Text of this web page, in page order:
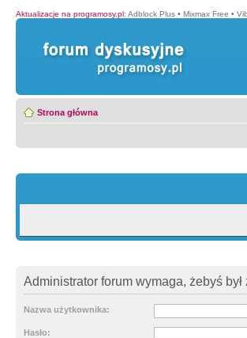
Aktualizacje na programosy.pl: Adblock Plus • Mixmax Free •
Strona główna
Administrator forum wymaga, żebyś
Nazwa użytkownika:
Hasło: